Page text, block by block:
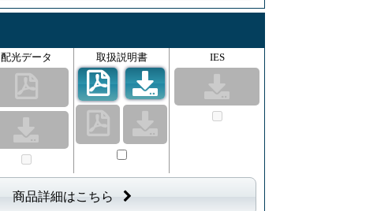
配光データ 取扱説明書 IES
商品詳細はこちら